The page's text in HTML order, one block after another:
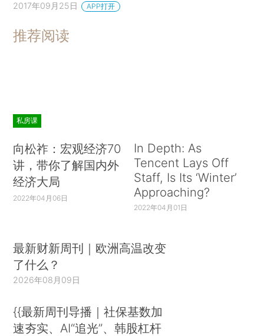
2017年09月25日 APP打开
推荐阅读
私房课
向松祚：宏观经济70
讲，带你了解国内外
经济大局
2022年04月06日
In Depth: As
Tencent Lays Off
Staff, Is Its ‘Winter’
Approaching?
2022年04月01日
最新财新周刊｜欧洲高温改变
了什么？
2026年08月09日
{{最新周刊导播｜社保基数加
速夯实、AI“追光”、韩股杠杆